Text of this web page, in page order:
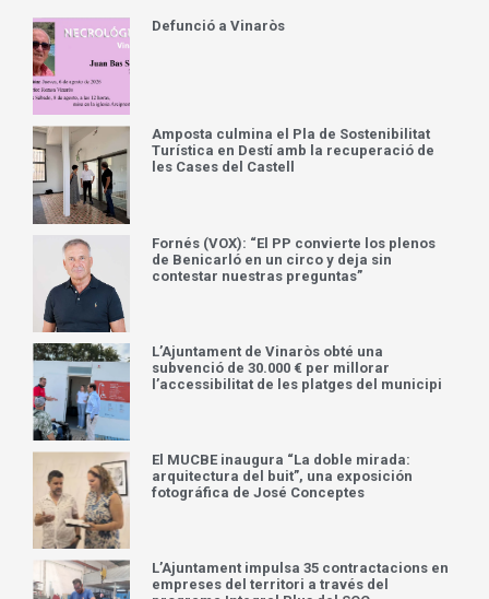
Defunció a Vinaròs
Amposta culmina el Pla de Sostenibilitat
Turística en Destí amb la recuperació de
les Cases del Castell
Fornés (VOX): “El PP convierte los plenos
de Benicarló en un circo y deja sin
contestar nuestras preguntas”
L’Ajuntament de Vinaròs obté una
subvenció de 30.000 € per millorar
l’accessibilitat de les platges del municipi
El MUCBE inaugura “La doble mirada:
arquitectura del buit”, una exposición
fotográfica de José Conceptes
L’Ajuntament impulsa 35 contractacions en
empreses del territori a través del